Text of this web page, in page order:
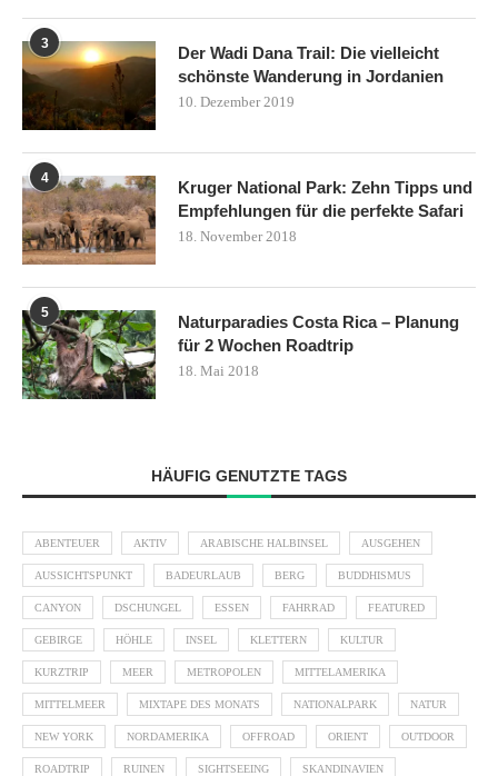
3
Der Wadi Dana Trail: Die vielleicht
schönste Wanderung in Jordanien
10. Dezember 2019
4
Kruger National Park: Zehn Tipps und
Empfehlungen für die perfekte Safari
18. November 2018
5
Naturparadies Costa Rica – Planung
für 2 Wochen Roadtrip
18. Mai 2018
HÄUFIG GENUTZTE TAGS
ABENTEUER AKTIV ARABISCHE HALBINSEL AUSGEHEN
AUSSICHTSPUNKT BADEURLAUB BERG BUDDHISMUS
CANYON DSCHUNGEL ESSEN FAHRRAD FEATURED
GEBIRGE HÖHLE INSEL KLETTERN KULTUR
KURZTRIP MEER METROPOLEN MITTELAMERIKA
MITTELMEER MIXTAPE DES MONATS NATIONALPARK NATUR
NEW YORK NORDAMERIKA OFFROAD ORIENT OUTDOOR
ROADTRIP RUINEN SIGHTSEEING SKANDINAVIEN